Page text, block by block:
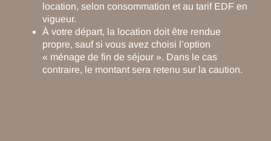
location, selon consommation et au tarif EDF en
vigueur.
À votre départ, la location doit être rendue
propre, sauf si vous avez choisi l’option
« ménage de fin de séjour ». Dans le cas
contraire, le montant sera retenu sur la caution.